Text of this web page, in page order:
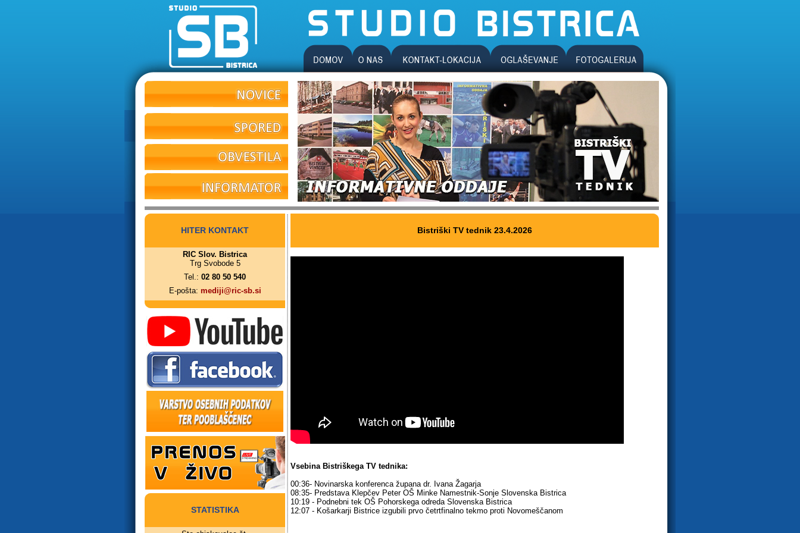
HITER KONTAKT
RIC Slov. Bistrica
Trg Svobode 5
Tel.: 02 80 50 540
E-pošta: mediji@ric-sb.si
STATISTIKA
Bistriški TV tednik 23.4.2026
Vsebina Bistriškega TV tednika:
00:36- Novinarska konferenca župana dr. Ivana Žagarja
08:35- Predstava Klepčev Peter OŠ Minke Namestnik-Sonje Slovenska Bistrica
10:19 - Podnebni tek OŠ Pohorskega odreda Slovenska Bistrica
12:07 - Košarkarji Bistrice izgubili prvo četrtfinalno tekmo proti Novomeščanom